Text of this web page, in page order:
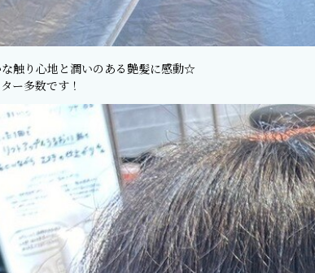
触り心地と潤いのある艶髪に感動☆
ー多数です！